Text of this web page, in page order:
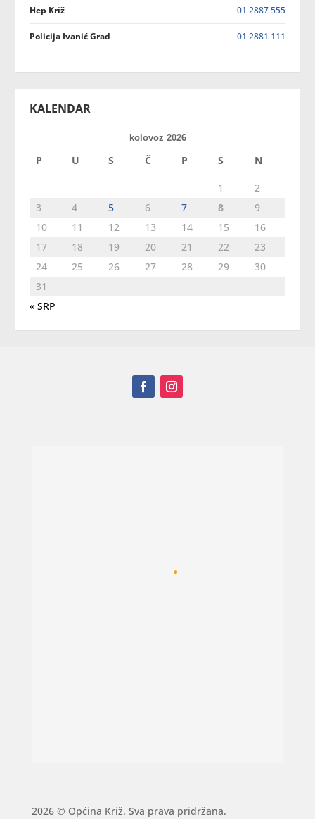
Hep Križ 01 2887 555
Policija Ivanić Grad 01 2881 111
KALENDAR
kolovoz 2026
P U S Č P S N
1
2
3
4 5 6 7 8
9
10
11 12 13 14 15
16
17
18 19 20 21 22
23
24
25 26 27 28 29
30
31
« SRP
2026 © Općina Križ. Sva prava pridržana.